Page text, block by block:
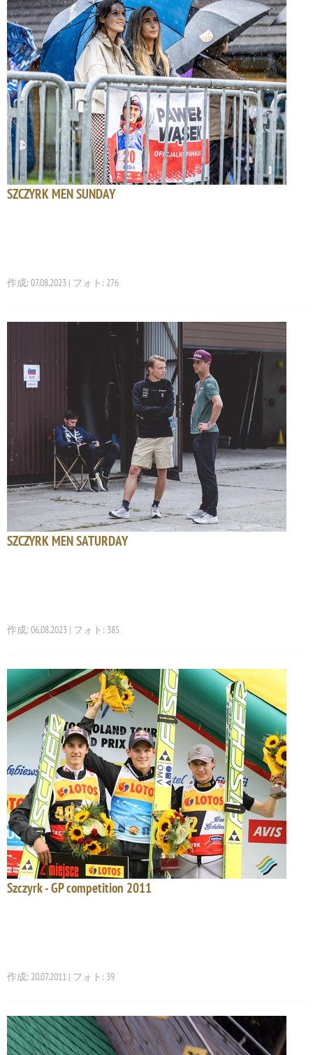
SZCZYRK MEN SUNDAY
作成: 07.08.2023 | フォト: 276
SZCZYRK MEN SATURDAY
作成: 06.08.2023 | フォト: 385
Szczyrk - GP competition 2011
作成: 20.07.2011 | フォト: 39